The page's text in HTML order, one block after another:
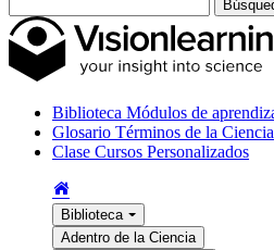
Biblioteca Módulos de
Glosario Términos de la Ciencia
Clase Cursos Personalizados
Biblioteca
Adentro de la Ciencia